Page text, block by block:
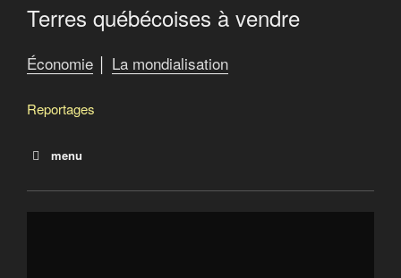
Terres québécoises à vendre
Économie │ La mondialisation
Reportages
menu